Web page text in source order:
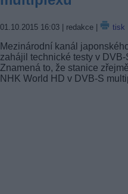
01.10.2015 16:03 | redakce | tisk
Mezinárodní kanál
zahájil technické testy v
Znamená to, že stanice
NHK World HD v DVB-S